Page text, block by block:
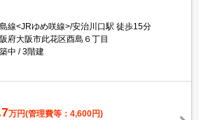
線<JRゆめ咲線>/安治川口駅 徒歩15分
府大阪市此花区酉島６丁目
中
3階建
万円(管理費等：4,600円)